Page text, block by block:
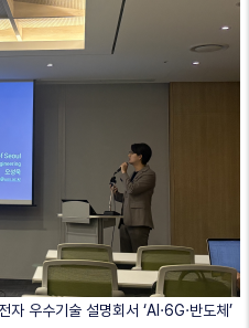
우수기술 설명회서 ‘AI·6G·반도체’